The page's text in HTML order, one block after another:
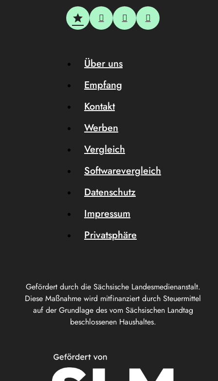
Gefördert durch die Sächsische Landesmedienanstalt.
Diese Maßnahme wird mitfinanziert durch Steuermittel
auf der Grundlage des vom Sächsischen Landtag
beschlossenen Haushaltes.
Über uns
Empfang
Kontakt
Werben
Vergleich
Softwarevergleich
Datenschutz
Impressum
Privatsphäre